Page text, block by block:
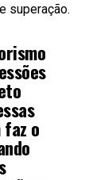
superação.
o